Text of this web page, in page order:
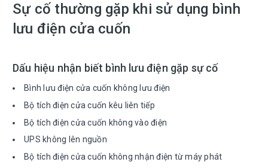
Sự cố thường gặp khi sử dụng bình
lưu điện cửa cuốn
Dấu hiệu nhận biết bình lưu điện gặp sự cố
Bình lưu điện cửa cuốn không lưu điện
Bộ tích điện cửa cuốn kêu liên tiếp
Bộ tích điện cửa cuốn không vào điện
UPS không lên nguồn
Bộ tích điện cửa cuốn không nhận điện từ máy phát